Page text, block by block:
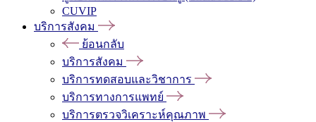
CUVIP
บริการสังคม
ย้อนกลับ
บริการสังคม
บริการทดสอบและวิชาการ
บริการทางการแพทย์
บริการตรวจวิเคราะห์คุณภาพ